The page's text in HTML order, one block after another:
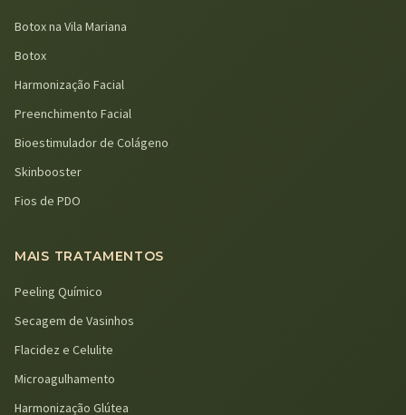
Botox na Vila Mariana
Botox
Harmonização Facial
Preenchimento Facial
Bioestimulador de Colágeno
Skinbooster
Fios de PDO
MAIS TRATAMENTOS
Peeling Químico
Secagem de Vasinhos
Flacidez e Celulite
Microagulhamento
Harmonização Glútea